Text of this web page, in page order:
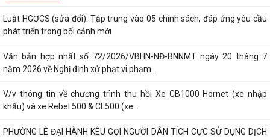
Luật HGƠCS (sửa đổi): Tập trung vào 05 chính sách, đáp ứng yêu cầu
phát triển trong bối cảnh mới
Văn bản hợp nhất số 72/2026/VBHN-NĐ-BNNMT ngày 20 tháng 7
năm 2026 về Nghị định xử phạt vi phạm...
V/v thông tin về chương trình thu hồi Xe CB1000 Hornet (xe nhập
khẩu) và xe Rebel 500 & CL500 (xe...
PHƯỜNG LÊ ĐẠI HÀNH KÊU GỌI NGƯỜI DÂN TÍCH CỰC SỬ DỤNG DỊCH